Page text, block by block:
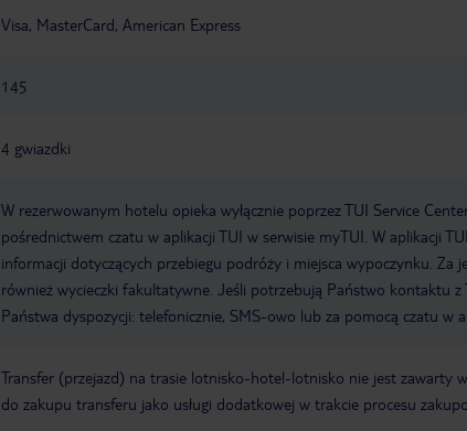
Visa, MasterCard, American Express
145
4 gwiazdki
W rezerwowanym hotelu opieka wyłącznie poprzez TUI Service
pośrednictwem czatu w aplikacji TUI w serwisie myTUI. W aplikacji
informacji dotyczących przebiegu podróży i miejsca wypoczynku. Za
również wycieczki fakultatywne. Jeśli potrzebują Państwo kontaktu
Państwa dyspozycji: telefonicznie, SMS-owo lub za pomocą czatu w
Transfer (przejazd) na trasie lotnisko-hotel-lotnisko nie jest zawarty
do zakupu transferu jako usługi dodatkowej w trakcie procesu